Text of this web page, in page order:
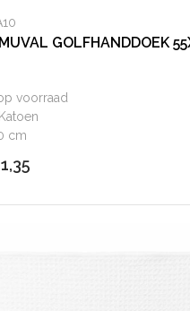
GOLFHANDDOEK
voorraad
cm